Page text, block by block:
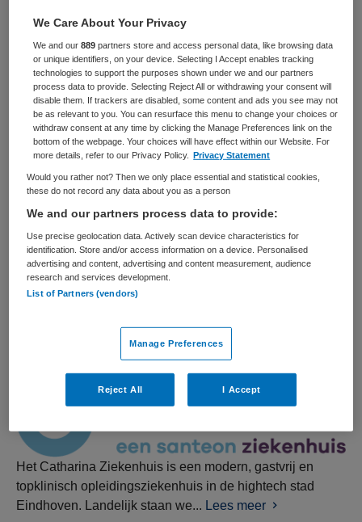
Zorgmanagement
FUNCTIE
Teammanager
Ziekenhuis Vaste aanstelling
PLAATSINGSDATUM
22 juli 2024
NIVEAU
HBO
ERVARING
Ervaren
DIENSTVERBAND
Parttime
Vacature niet beschikbaar
Deze vacature Teamleider Polikliniek dermatologie en
plastische chirurgie – parttime bij Catharina ziekenhuis is
vacatures die voor u wellicht interessant zijn.
Het Catharina Ziekenhuis is een modern, gastvrij en
topklinisch opleidingsziekenhuis in de hightech stad
Eindhoven. Landelijk staan we... Lees meer
We Care About Your Privacy
We and our889 partners store and access personal data, like browsing data
or unique identifiers, on your device. Selecting I Accept enables tracking
technologies to support the purposes shown under we and our partners
process data to provide. Selecting Reject All or withdrawing your consent will
disable them. If trackers are disabled, some content and ads you see may not
be as relevant to you. You can resurface this menu to change your choices or
withdraw consent at any time by clicking the Manage Preferences link on the
bottom of the webpage. Your choices will have effect within our Website. For
more details, refer to our Privacy Policy.
Privacy Statement
Would you rather not? Then we only place essential and statistical cookies,
these do not record any data about you as a person
We and our partners process data to provide:
Use precise geolocation data. Actively scan device characteristics for
identification. Store and/or access information on a device. Personalised
advertising and content, advertising and content measurement, audience
research and services development.
List of Partners (vendors)
Manage Preferences
Reject All I Accept